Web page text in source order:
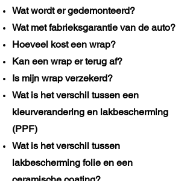
Wat wordt er gedemonteerd?
Wat met fabrieksgarantie van de auto?
Hoeveel kost een wrap?
Kan een wrap er terug af?
Is mijn wrap verzekerd?
Wat is het verschil tussen een
kleurverandering en lakbescherming
(PPF)
Wat is het verschil tussen
lakbescherming folie en een